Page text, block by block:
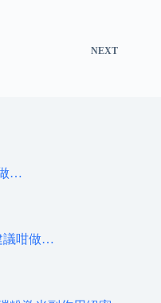
NEXT
…
議咁做…